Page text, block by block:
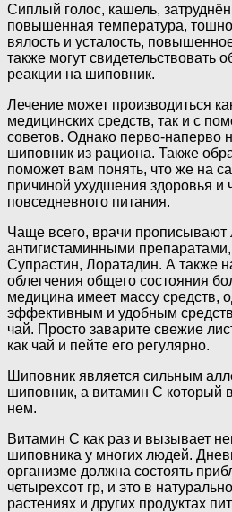
Сиплый голос, кашель,
повышенная температура,
вялость и усталость,
также могут свидетельствовать
реакции на шиповник.
Лечение может производиться
медицинских средств, так и с
советов. Однако перво-наперво
шиповник из рациона. Также
поможет вам понять, что же на
причиной ухудшения здоровья и
повседневного питания.
Чаще всего, врачи прописывают
антигистаминными препаратами,
Супрастин, Лоратадин. А также
облегчения общего состояния
медицина имеет массу средств,
эффективным и удобным
чай. Просто заварите свежие
как чай и пейте его регулярно.
Шиповник является сильным
шиповник, а витамин С который
нем.
Витамин С как раз и вызывает
шиповника у многих людей.
организме должна состоять
четырехсот гр, и это в
растениях и других продуктах